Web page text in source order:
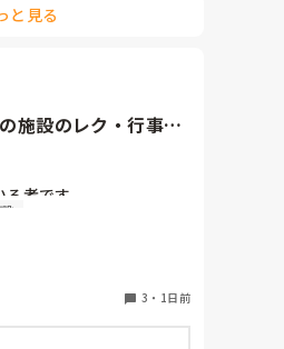
と見る
施設のレク・行事の
者です。
いるのか参考にさせて
。
ような取り組みを行って
3 ・ 1日前